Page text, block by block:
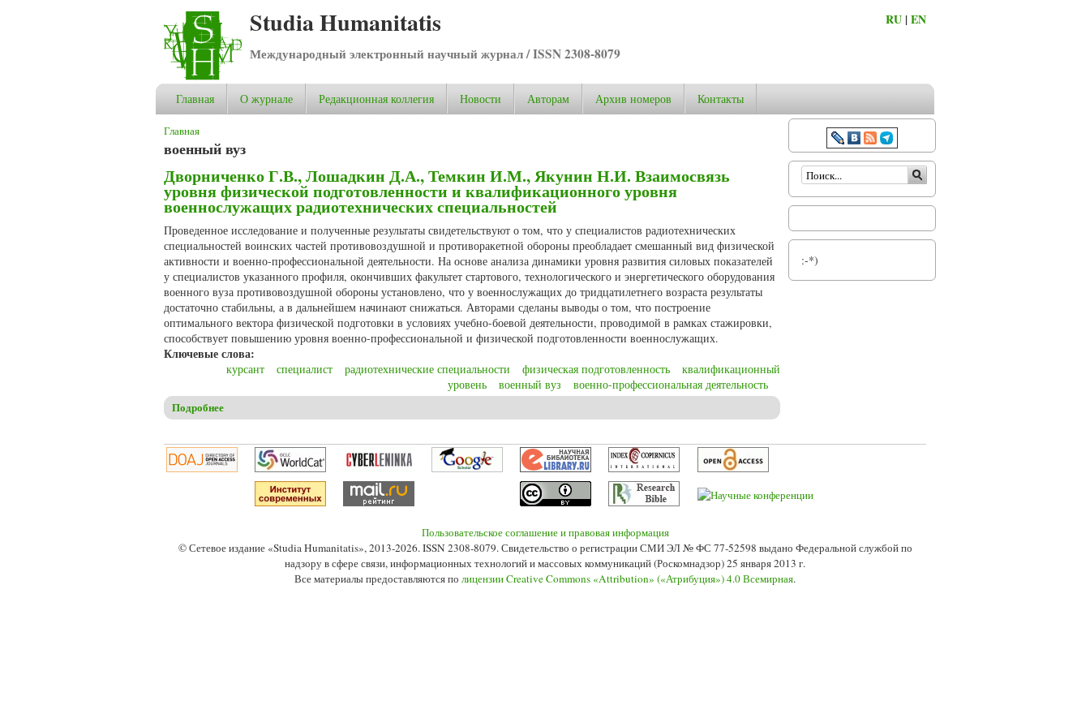
Studia Humanitatis
Международный электронный научный журнал / ISSN 2308-8079
RU |EN
Главная О журнале Редакционная коллегия Новости Авторам Архив номеров Контакты
Вы здесь
Главная
военный вуз
Дворниченко Г.В., Лошадкин Д.А., Темкин И.М., Якунин Н.И. Взаимосвязь
уровня физической подготовленности и квалификационного уровня
военнослужащих радиотехнических специальностей
Проведенное исследование и полученные результаты свидетельствуют о том, что у специалистов радиотехнических
специальностей воинских частей противовоздушной и противоракетной обороны преобладает смешанный вид физической
активности и военно-профессиональной деятельности. На основе анализа динамики уровня развития силовых показателей
у специалистов указанного профиля, окончивших факультет стартового, технологического и энергетического оборудования
военного вуза противовоздушной обороны установлено, что у военнослужащих до тридцатилетнего возраста результаты
достаточно стабильны, а в дальнейшем начинают снижаться. Авторами сделаны выводы о том, что построение
оптимального вектора физической подготовки в условиях учебно-боевой деятельности, проводимой в рамках стажировки,
способствует повышению уровня военно-профессиональной и физической подготовленности военнослужащих.
Ключевые слова:
курсант специалист радиотехнические специальности физическая подготовленность
квалификационный
уровень
военный вуз военно-профессиональная деятельность
Подробнее
радиотехнических специальностей
Форма поиска
:-*)
Пользовательское соглашение и правовая информация
© Сетевое издание «Studia Humanitatis», 2013-2026. ISSN 2308-8079. Свидетельство о регистрации СМИ ЭЛ № ФС 77-52598 выдано Федеральной службой по
надзору в сфере связи, информационных технологий и массовых коммуникаций (Роскомнадзор) 25 января 2013 г.
Все материалы предоставляются по лицензии Creative Commons «Attribution» («Атрибуция») 4.0 Всемирная.